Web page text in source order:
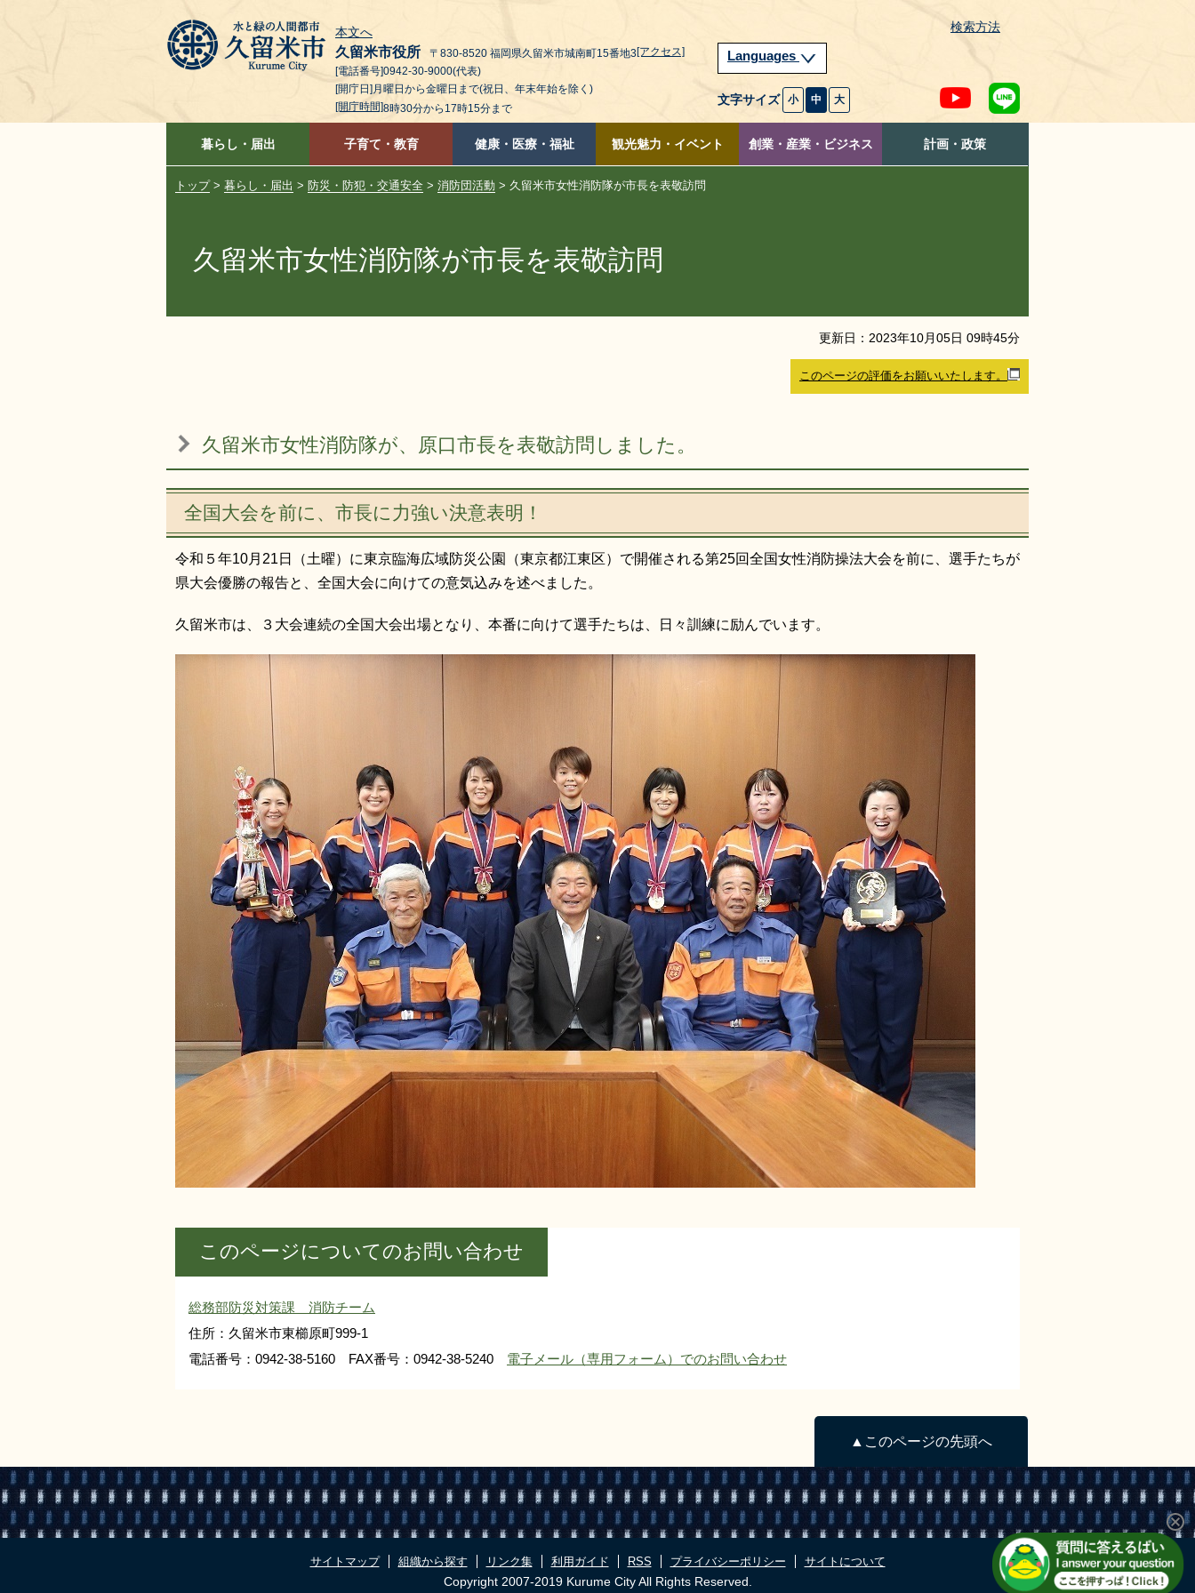
本文へ 検索方法
久留米市役所 〒830-8520 福岡県久留米市城南町15番地3[アクセス]
[電話番号]0942-30-9000(代表)
[開庁日]月曜日から金曜日まで(祝日、年末年始を除く)
[開庁時間]8時30分から17時15分まで
Languages
文字サイズ 小 中 大
暮らし・届出 子育て・教育 健康・医療・福祉 観光魅力・イベント 創業・産業・ビジネス 計画・政策
トップ> 暮らし・届出 > 防災・防犯・交通安全 > 消防団活動 > 久留米市女性消防隊が市長を表敬訪問
久留米市女性消防隊が市長を表敬訪問
更新日： 2023年10月05日 09時45分
このページの評価をお願いいたします。
久留米市女性消防隊が、原口市長を表敬訪問しました。
全国大会を前に、市長に力強い決意表明！
令和５年10月21日（土曜）に東京臨海広域防災公園（東京都江東区）で開催される第25回全国女性消防操法大会を前に、選手たちが
県大会優勝の報告と、全国大会に向けての意気込みを述べました。
久留米市は、３大会連続の全国大会出場となり、本番に向けて選手たちは、日々訓練に励んでいます。
このページについてのお問い合わせ
総務部防災対策課 消防チーム
住所：久留米市東櫛原町999-1
電話番号：0942-38-5160 FAX番号：0942-38-5240 電子メール（専用フォーム）でのお問い合わせ
▲このページの先頭へ
サイトマップ 組織から探す リンク集 利用ガイド RSS プライバシーポリシー サイトについて
Copyright 2007-2019 Kurume City All Rights Reserved.